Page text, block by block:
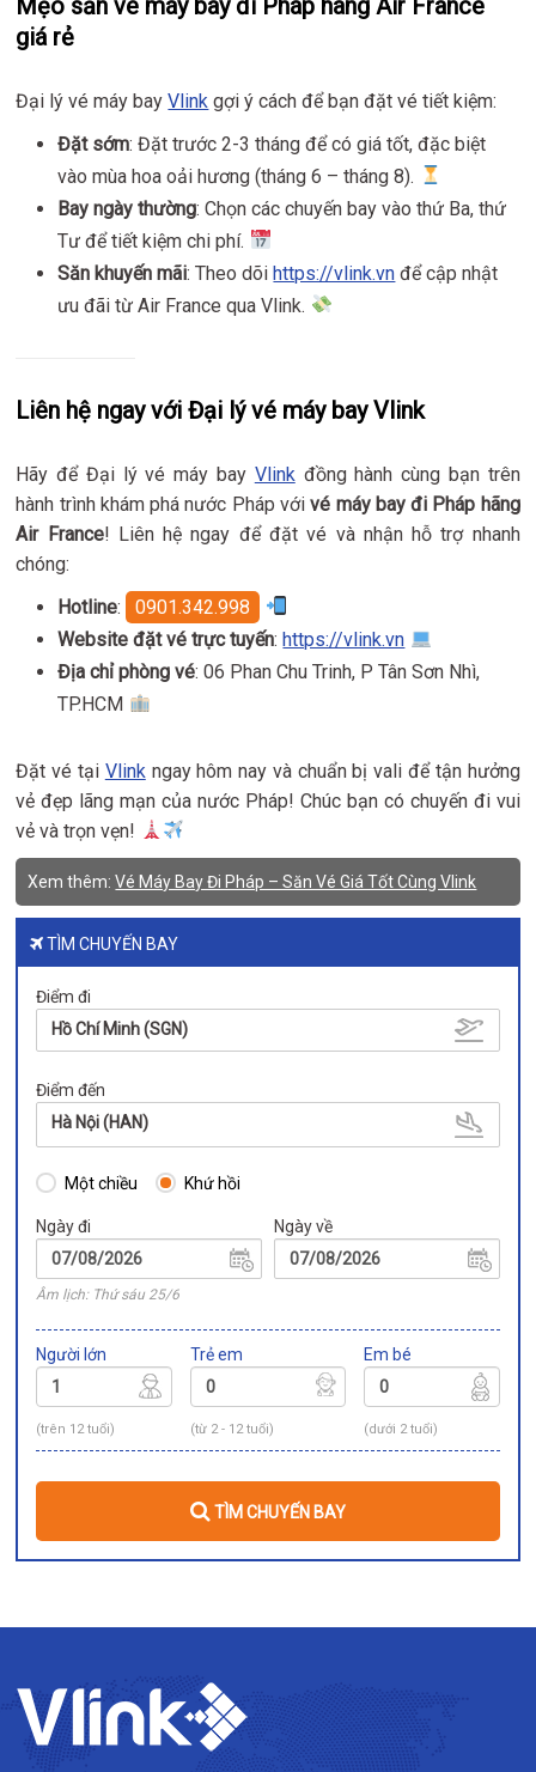
Mẹo săn vé máy bay đi Pháp hãng Air France
giá rẻ
Đại lý vé máy bayVlink gợi ý cách để bạn đặt vé tiết kiệm:
Đặt sớm: Đặt trước 2-3 tháng để có giá tốt, đặc biệt
vào mùa hoa oải hương (tháng 6 – tháng 8).
Bay ngày thường: Chọn các chuyến bay vào thứ Ba, thứ
Tư để tiết kiệm chi phí.
Săn khuyến mãi: Theo dõihttps://vlink.vn để cập nhật
ưu đãi từ Air France qua Vlink.
Liên hệ ngay với Đại lý vé máy bay Vlink
Hãy để Đại lý vé máy bay Vlinkđồng hành cùng bạn trên
hành trình khám phá nước Pháp vớivé máy bay đi Pháp hãng
Air France! Liên hệ ngay để đặt vé và nhận hỗ trợ nhanh
chóng:
Hotline:
0901.342.998
Website đặt vé trực tuyến:https://vlink.vn
Địa chỉ phòng vé: 06 Phan Chu Trinh, P Tân Sơn Nhì,
TP.HCM
Đặt vé tại Vlinkngay hôm nay và chuẩn bị vali để tận hưởng
vẻ đẹp lãng mạn của nước Pháp! Chúc bạn có chuyến đi vui
vẻ và trọn vẹn!
Xem thêm:Vé Máy Bay Đi Pháp – Săn Vé Giá Tốt Cùng Vlink
TÌM CHUYẾN BAY
Điểm đi
Hồ Chí Minh (SGN)
Điểm đến
Hà Nội (HAN)
Một chiều Khứ hồi
Ngày đi
Âm lịch: Thứ sáu 25/6
Ngày về
Người lớn
(trên 12 tuổi)
Trẻ em
(từ 2 - 12 tuổi)
Em bé
(dưới 2 tuổi)
TÌM CHUYẾN BAY